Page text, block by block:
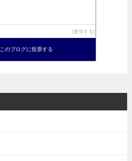
参加する
このブログに投票する